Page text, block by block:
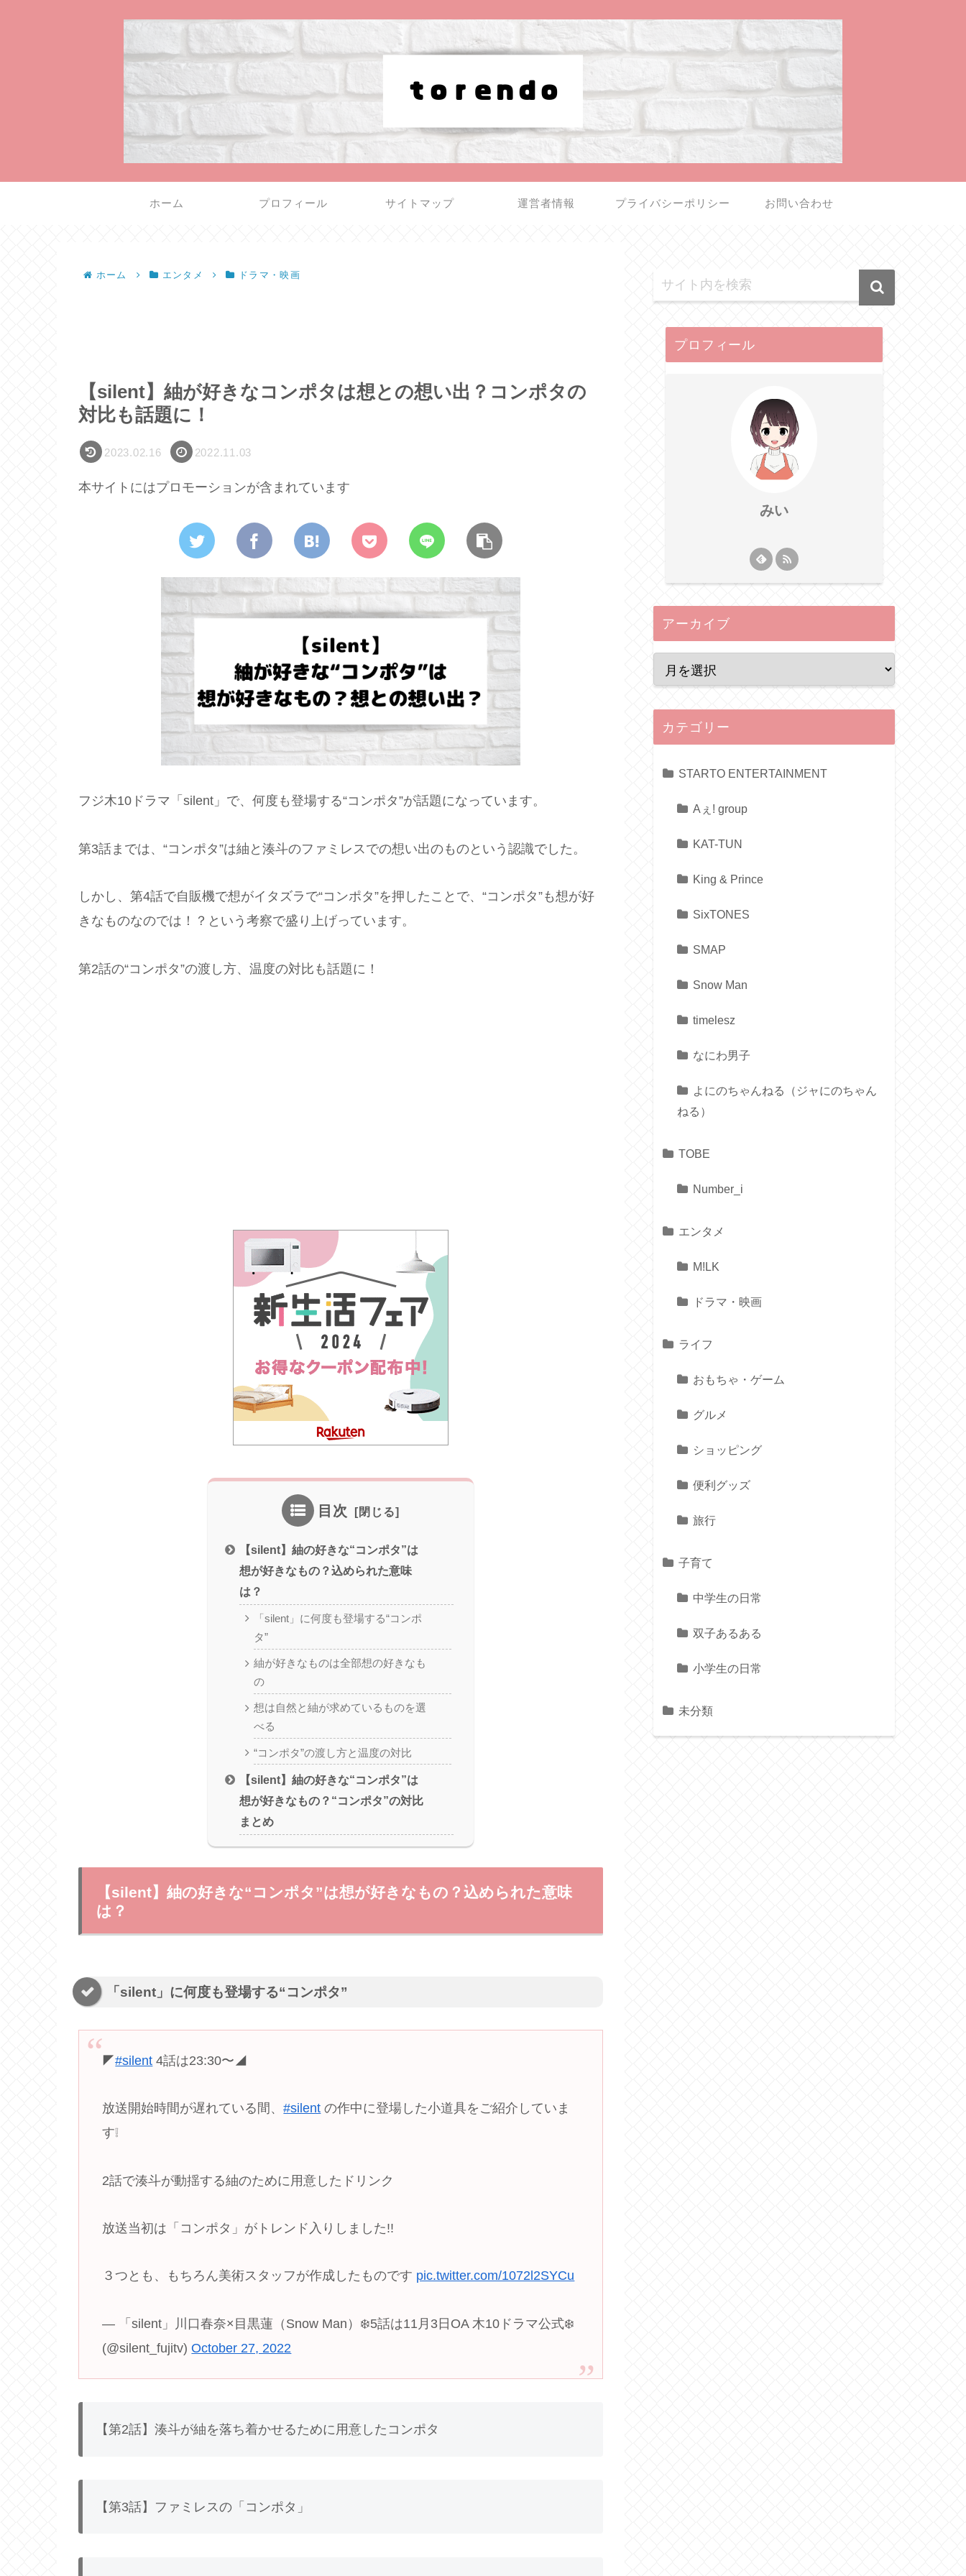
ホーム プロフィール サイトマップ 運営者情報 プライバシーポリシー お問い合わせ
ホーム エンタメ ドラマ・映画
【silent】紬が好きなコンポタは想との想い出？コンポタの
対比も話題に！
2023.02.16 2022.11.03
本サイトにはプロモーションが含まれています
フジ木10ドラマ「silent」で、何度も登場する“コンポタ”が話題になっています。
第3話までは、“コンポタ”は紬と湊斗のファミレスでの想い出のものという認識でした。
しかし、第4話で自販機で想がイタズラで“コンポタ”を押したことで、“コンポタ”も想が好
きなものなのでは！？という考察で盛り上げっています。
第2話の“コンポタ”の渡し方、温度の対比も話題に！
目次
【silent】紬の好きな“コンポタ”は
想が好きなもの？込められた意味
は？
「silent」に何度も登場する“コンポ
タ”
紬が好きなものは全部想の好きなも
の
想は自然と紬が求めているものを選
べる
“コンポタ”の渡し方と温度の対比
【silent】紬の好きな“コンポタ”は
想が好きなもの？“コンポタ”の対比
まとめ
【silent】紬の好きな“コンポタ”は想が好きなもの？込められた意味
は？
「silent」に何度も登場する“コンポタ”
◤#silent 4話は23:30〜◢
放送開始時間が遅れている間、#silent の作中に登場した小道具をご紹介していま
す❕
2話で湊斗が動揺する紬のために用意したドリンク
放送当初は「コンポタ」がトレンド入りしました!!
３つとも、もちろん美術スタッフが作成したものです pic.twitter.com/1072l2SYCu
— 「silent」川口春奈×目黒蓮（Snow Man）❄️5話は11月3日OA 木10ドラマ公式❄️
(@silent_fujitv)October 27, 2022
【第2話】湊斗が紬を落ち着かせるために用意したコンポタ
【第3話】ファミレスの「コンポタ」
プロフィール
みい
アーカイブ
カテゴリー
STARTO ENTERTAINMENT
Aぇ! group
KAT-TUN
King & Prince
SixTONES
SMAP
Snow Man
timelesz
なにわ男子
よにのちゃんねる（ジャにのちゃん
ねる）
TOBE
Number_i
エンタメ
M!LK
ドラマ・映画
ライフ
おもちゃ・ゲーム
グルメ
ショッピング
便利グッズ
旅行
子育て
中学生の日常
双子あるある
小学生の日常
未分類